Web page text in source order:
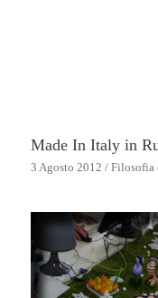
Made In Italy in
3 Agosto 2012 / Filosofia